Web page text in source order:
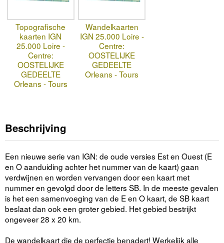
Topografische
kaarten IGN
25.000 Loire -
Centre:
OOSTELIJKE
GEDEELTE
Orleans - Tours
Wandelkaarten
IGN 25.000 Loire -
Centre:
OOSTELIJKE
GEDEELTE
Orleans - Tours
Beschrijving
Een nieuwe serie van IGN: de oude versies Est en Ouest (E
en O aanduiding achter het nummer van de kaart) gaan
verdwijnen en worden vervangen door een kaart met
nummer en gevolgd door de letters SB. In de meeste gevalen
is het een samenvoeging van de E en O kaart, de SB kaart
beslaat dan ook een groter gebied. Het gebied bestrijkt
ongeveer 28 x 20 km.
De wandelkaart die de perfectie benadert! Werkelijk alle